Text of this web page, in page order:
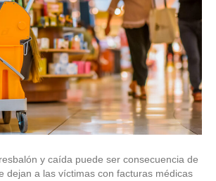
y caída puede ser consecuencia de
dejan a las víctimas con facturas médicas